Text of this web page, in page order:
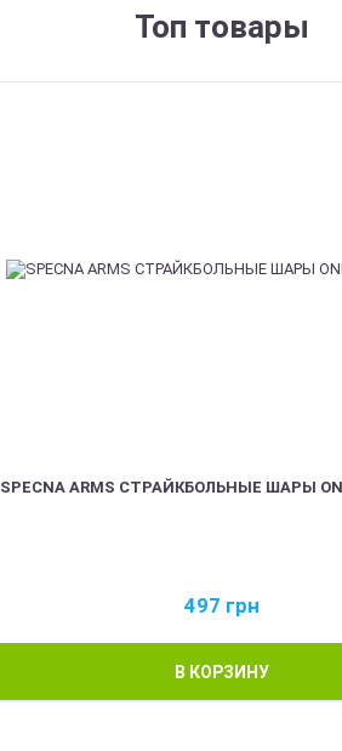
Топ товары
SPECNA ARMS СТРАЙКБОЛЬНЫЕ ШАРЫ
497 грн
В КОРЗИНУ